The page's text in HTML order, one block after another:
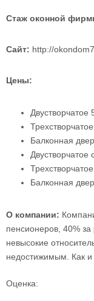
Стаж оконной
Сайт: http://
Цены:
Двустворчатое
Балконная
Двустворчатое
Балконная
О компании:
пенсионеров, 40%
невысокие
недостижимым. Как и
Оценка: